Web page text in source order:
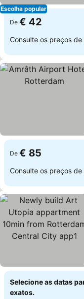
Escolha popular
De € 42
Consulte os preços de
De € 85
Consulte os preços de
Selecione as datas
exatos.